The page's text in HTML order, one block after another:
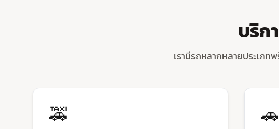
บริก
เรามีรถหลากหลายประเภ
🚕 🚗